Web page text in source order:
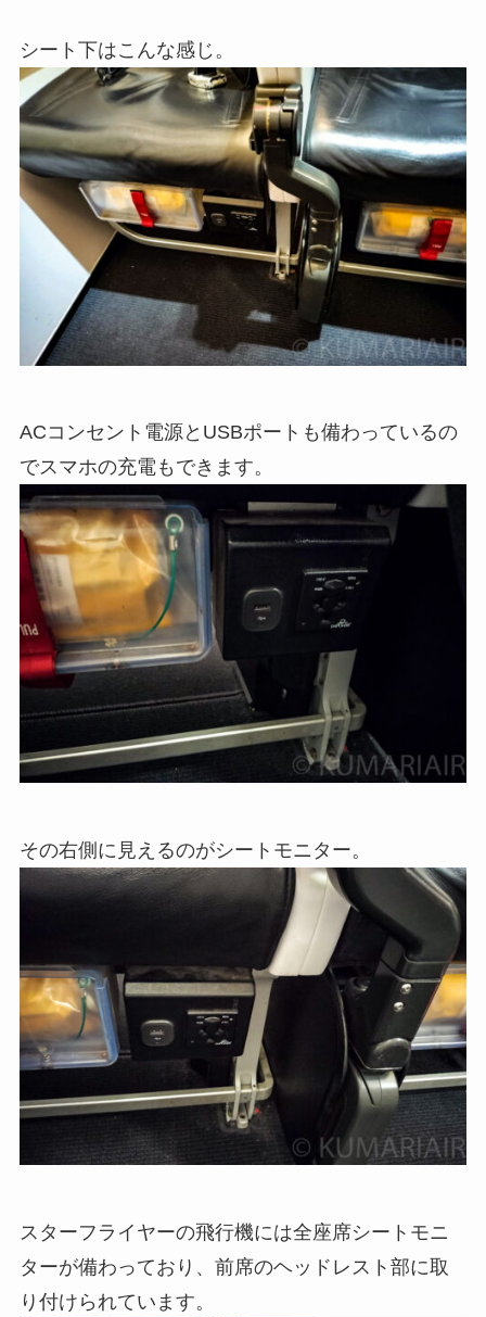
シート下はこんな感じ。
ACコンセント電源とUSBポートも備わっているの
でスマホの充電もできます。
その右側に見えるのがシートモニター。
スターフライヤーの飛行機には全座席シートモニ
ターが備わっており、前席のヘッドレスト部に取
り付けられています。